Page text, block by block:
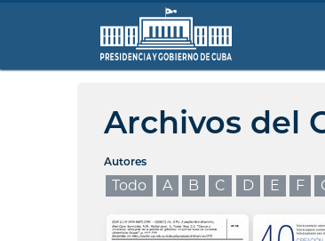
Archivos del
Autores
Todo A B C D E F